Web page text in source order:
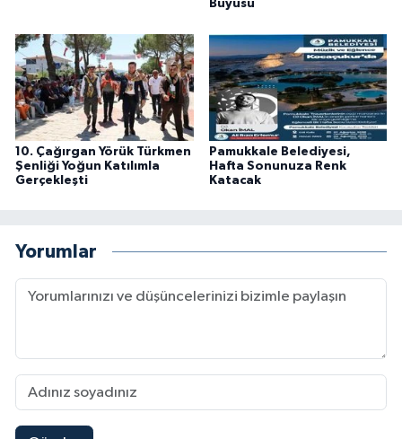
Büyüsü
10. Çağırgan Yörük Türkmen
Şenliği Yoğun Katılımla
Gerçekleşti
Pamukkale Belediyesi,
Hafta Sonunuza Renk
Katacak
Yorumlar